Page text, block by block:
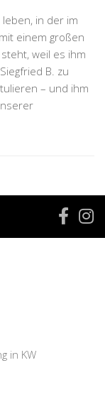
in der im
einem großen
weil es ihm
B. zu
– und ihm
in KW